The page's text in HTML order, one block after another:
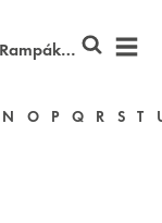
» Autor:innen / Ludmila Rampáková
N O P Q R S T